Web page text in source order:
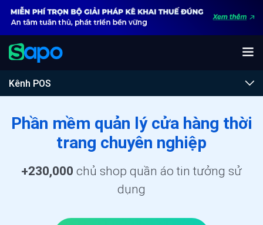
Kênh POS
Phần mềm quản lý cửa hàng thời
trang chuyên nghiệp
+230,000 chủ shop quần áo tin tưởng sử
dụng